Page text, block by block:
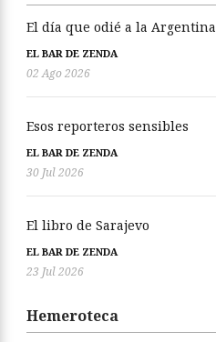
El día que odié a la Argentina
EL BAR DE ZENDA
02 Ago 2026
Esos reporteros sensibles
EL BAR DE ZENDA
30 Jul 2026
El libro de Sarajevo
EL BAR DE ZENDA
23 Jul 2026
Hemeroteca